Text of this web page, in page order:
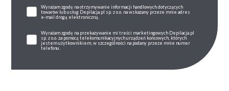
Wyrażam zgodę na otrzymywanie informacji handlowych dotyczących
towarów lub usług Depilacja.pl sp. z o.o. na wskazany przeze mnie adres
e-mail drogą elektroniczną.
Wyrażam zgodę na przekazywanie mi treści marketingowych Depilacja.pl
sp. z o.o. za pomocą telekomunikacyjnych urządzeń końcowych, których
jestem użytkownikiem, w szczególności na podany przeze mnie numer
telefonu.